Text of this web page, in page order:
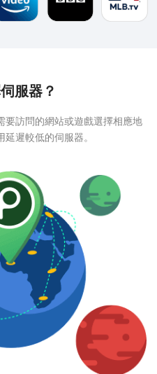
服器？
要訪問的網站或遊戲選擇相應地
遲較低的伺服器。